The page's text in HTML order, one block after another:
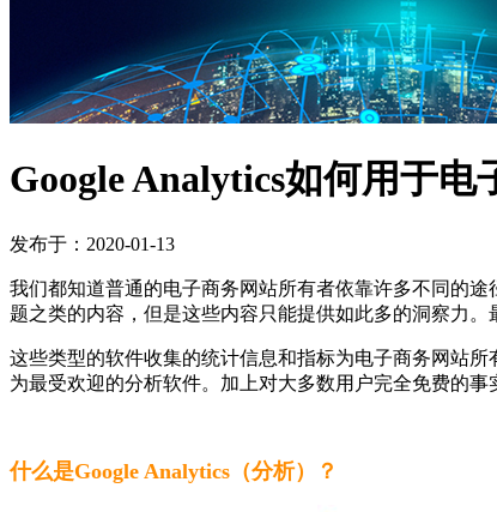
Google Analytics如何用于电
发布于：2020-01-13
我们都知道普通的电子商务网站所有者依靠许多不同的
题之类的内容，但是这些内容只能提供如此多的洞察力
这些类型的软件收集的统计信息和指标为电子商务网站
为最受欢迎的分析软件。加上对大多数用户完全免费的事
什么是Google Analytics（分析）？